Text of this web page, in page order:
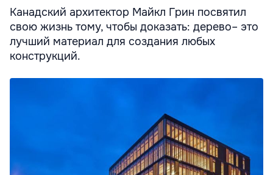
Канадский архитектор Майкл Грин посвятил
свою жизнь тому, чтобы доказать: дерево– это
лучший материал для создания любых
конструкций.